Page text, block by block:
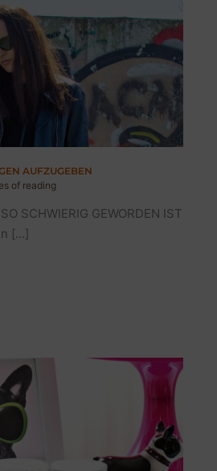
AUFZUGEBEN
of reading
SCHWIERIG GEWORDEN IST
[…]